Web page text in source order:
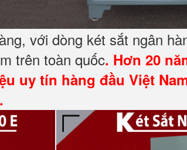
với dòng két sắt ngân
trên toàn quốc. Hơn 20
uy tín hàng đầu Việt